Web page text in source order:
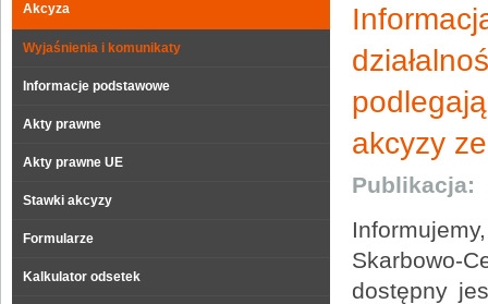
Akcyza
Wyjaśnienia i komunikaty
Informacje podstawowe
Akty prawne
Akty prawne UE
Stawki akcyzy
Formularze
Kalkulator odsetek
akcyzy
Publikacja:
Skarbowo-
dostępny